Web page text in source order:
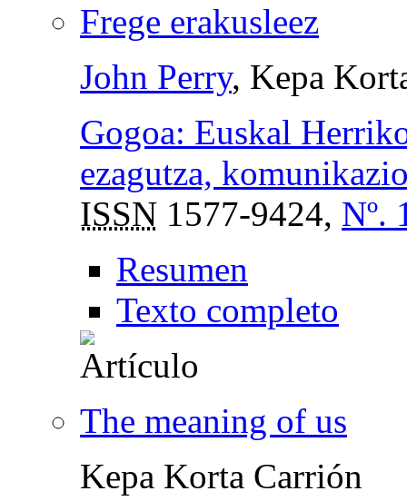
Frege erakusleez
John Perry, Kepa
Gogoa: Euskal
ezagutza,
ISSN 1577-9424, Nº.
Resumen
Texto completo
The meaning of us
Kepa Korta Carrión